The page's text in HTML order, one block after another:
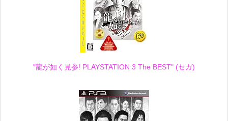
"龍が如く見参! PLAYSTATION 3 The BEST" (セガ)